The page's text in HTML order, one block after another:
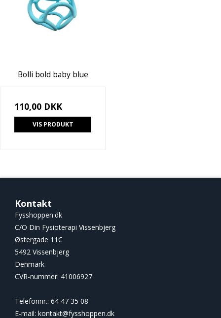
Bolli bold baby blue
110,00 DKK
VIS PRODUKT
Kontakt
Fysshoppen.dk
C/O Din Fysioterapi Vissenbjerg
Østergade 11C
5492 Vissenbjerg
Denmark
CVR-nummer: 41006927
Telefonnr.: 64 47 35 08
E-mail: kontakt@fysshoppen.dk